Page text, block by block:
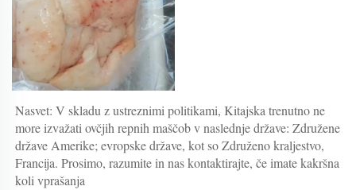
Nasvet: V skladu z ustreznimi politikami, Kitajska trenutno ne
more izvažati ovčjih repnih maščob v naslednje države: Združene
države Amerike; evropske države, kot so Združeno kraljestvo,
Francija. Prosimo, razumite in nas kontaktirajte, če imate kakršna
koli vprašanja